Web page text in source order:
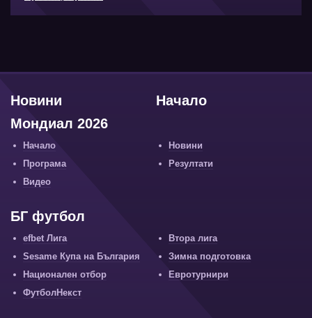
Начало
Новини
Мондиал 2026
Начало
Новини
Програма
Резултати
Видео
БГ футбол
efbet Лига
Втора лига
Sesame Купа на България
Зимна подготовка
Национален отбор
Евротурнири
ФутболНекст